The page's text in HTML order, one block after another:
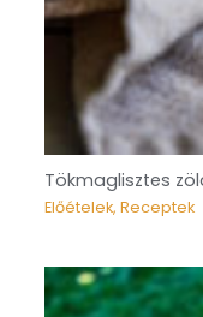
Tökmaglisztes
Előételek, Receptek